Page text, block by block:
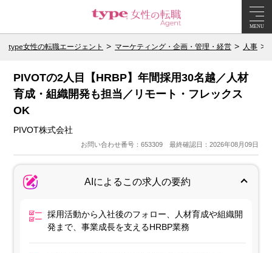
MENU
type女性の転職エージェント マーケティング・企画・管理・経営 人事
PIVOTの2人目【HRBP】年間採用30名越／人材
育成・組織開発も担当／リモート・フレックス
OK
PIVOT株式会社
お問い合わせ番号：653309 最終確認日：2026年08月09日
AIによるこの求人の要約
採用活動から入社後のフォロー、人材育成や組織開
発まで、事業成長を支えるHRBP業務